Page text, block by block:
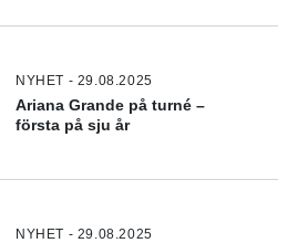
NYHET - 29.08.2025
Ariana Grande på turné –
första på sju år
NYHET - 29.08.2025